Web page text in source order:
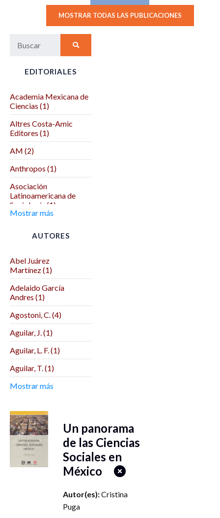
MOSTRAR TODAS LAS PUBLICACIONES
EDITORIALES
Academia Mexicana de
Ciencias (1)
Altres Costa-Amic
Editores (1)
AM (2)
Anthropos (1)
Asociación
Latinoamericana de
Sociología (1)
de Ciencias Políticas (1)
Benemérita Universidad
Autónoma de Puebla (2)
Benemérita y
Centenaria Escuela
Normal del Estado (1)
Biblos (1)
Bonilla Artigas
Editores (2)
BUAP (1)
Centre de Recherches
Interdisciplinaires sur
les Mondes Ibériques
Contemporains (1)
Centro de Investigación
y Docencia
Interdisciplinarias en
Mostrar más
AUTORES
Abel Juárez
Martínez (1)
Adelaido García
Andres (1)
Agostoni, C. (4)
Aguilar, J. (1)
Aguilar, L. F. (1)
Aguilar, T. (1)
Aguilera, M. (1)
Agustín Herrera
Reyes (1)
Aikin Araluce, O. (1)
Alain Basail
Alarcón Menchaca,
Mostrar más
Un panorama
de las Ciencias
Sociales en
México
Autor(es):Cristina
Puga